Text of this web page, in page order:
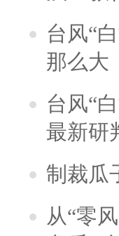
台风“
那么大
台风“
最新研
制裁瓜
从“零